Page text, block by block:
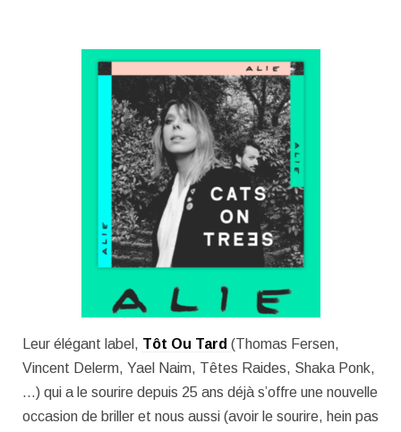
Leur élégant label, Tôt Ou Tard (Thomas Fersen,
Vincent Delerm, Yael Naim, Têtes Raides, Shaka Ponk,
…) qui a le sourire depuis 25 ans déjà s’offre une nouvelle
occasion de briller et nous aussi (avoir le sourire, hein pas